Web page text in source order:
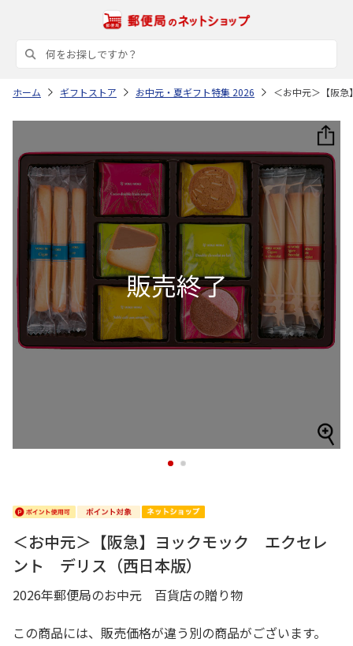
ホーム ギフトストア お中元・夏ギフト特集 2026 ＜お中元＞【阪
1 2
＜お中元＞【阪急】ヨックモック エクセレ
ント デリス（西日本版）
2026年郵便局のお中元 百貨店の贈り物
この商品には、販売価格が違う別の商品がございます。